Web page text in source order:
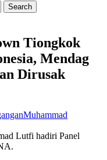
Tiongkok
Mendag
Dirusak
Muhammad
Lutfi hadiri Panel